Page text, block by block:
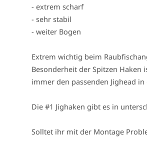
- extrem scharf
- sehr stabil
- weiter Bogen
Extrem wichtig beim
Besonderheit der Spitzen
immer den passenden Jighead
Die #1 Jighaken gibt es in
Solltet ihr mit der Montage